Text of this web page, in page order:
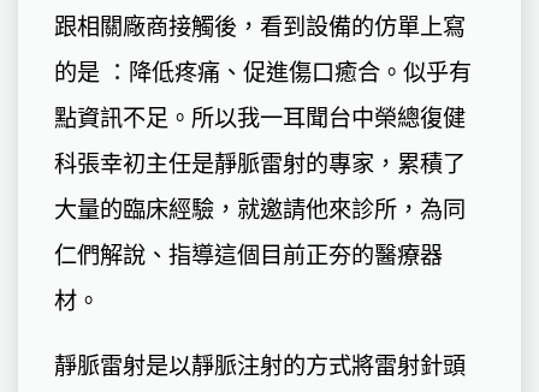
跟相關廠商接觸後，看到設備的仿單上寫
的是 ：降低疼痛、促進傷口癒合。似乎有
點資訊不足。所以我一耳聞台中榮總復健
科張幸初主任是靜脈雷射的專家，累積了
大量的臨床經驗，就邀請他來診所，為同
仁們解說、指導這個目前正夯的醫療器
材。
靜脈雷射是以靜脈注射的方式將雷射針頭